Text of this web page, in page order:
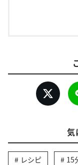
気
レシピ 15